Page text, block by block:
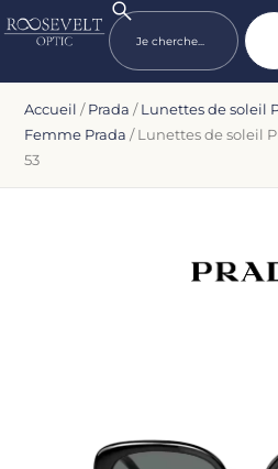
Accueil /Prada /Lunettes de soleil
Femme Prada / Lunettes de soleil
53